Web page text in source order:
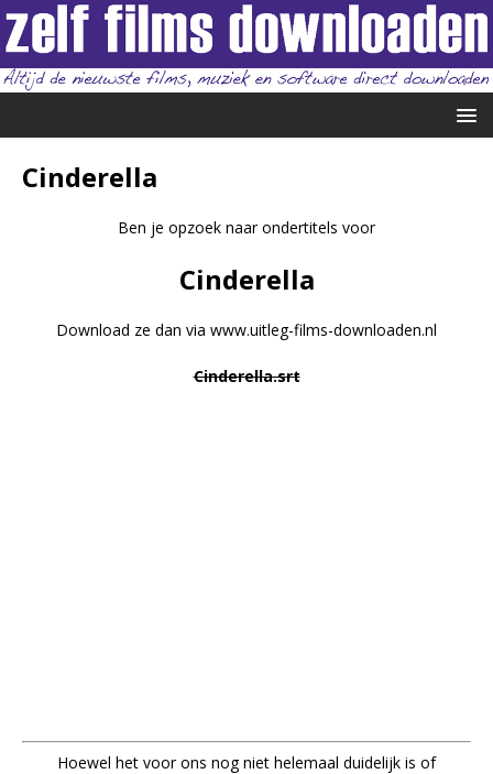
Cinderella
Ben je opzoek naar ondertitels voor
Cinderella
Download ze dan via www.uitleg-films-downloaden.nl
Cinderella.srt
Hoewel het voor ons nog niet helemaal duidelijk is of